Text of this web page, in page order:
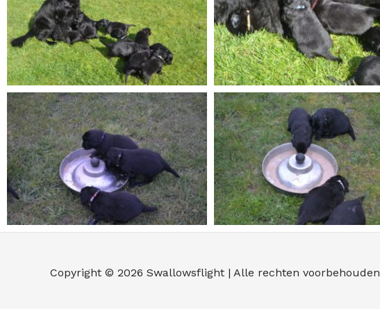
Copyright © 2026 Swallowsflight | Alle rechten voorbehouden